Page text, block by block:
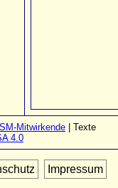
Mitwirkende | Texte
4.0
Impressum